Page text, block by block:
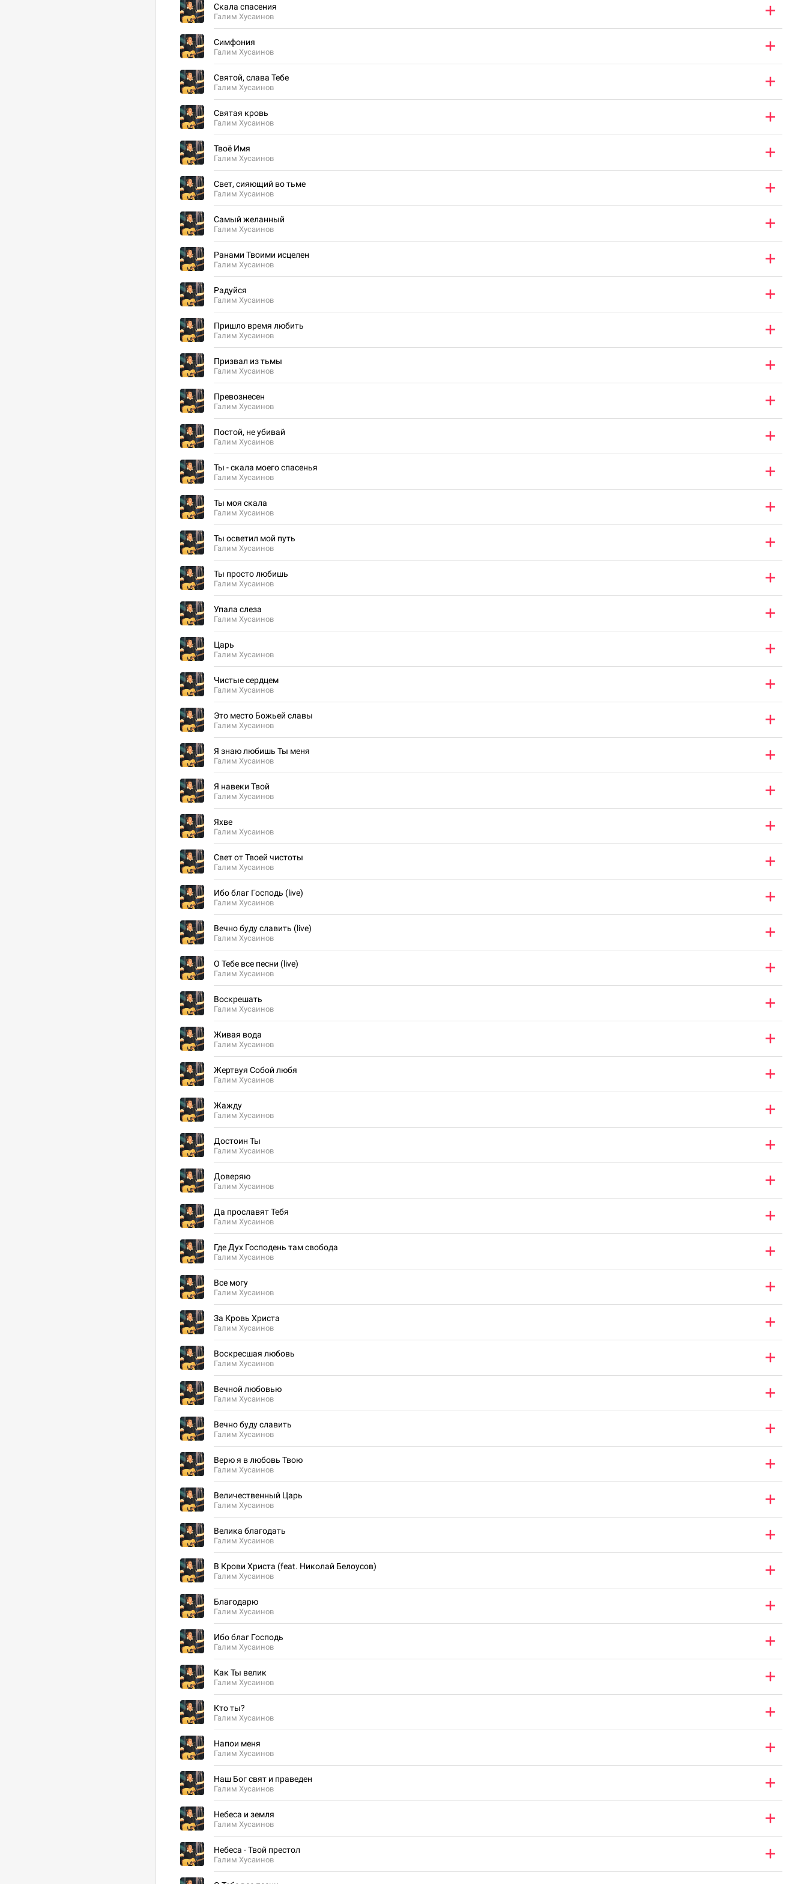
Скала спасения
Галим Хусаинов
Симфония
Галим Хусаинов
Святой, слава Тебе
Галим Хусаинов
Святая кровь
Галим Хусаинов
Твоё Имя
Галим Хусаинов
Свет, сияющий во тьме
Галим Хусаинов
Самый желанный
Галим Хусаинов
Ранами Твоими исцелен
Галим Хусаинов
Радуйся
Галим Хусаинов
Пришло время любить
Галим Хусаинов
Призвал из тьмы
Галим Хусаинов
Превознесен
Галим Хусаинов
Постой, не убивай
Галим Хусаинов
Ты - скала моего спасенья
Галим Хусаинов
Ты моя скала
Галим Хусаинов
Ты осветил мой путь
Галим Хусаинов
Ты просто любишь
Галим Хусаинов
Упала слеза
Галим Хусаинов
Царь
Галим Хусаинов
Чистые сердцем
Галим Хусаинов
Это место Божьей славы
Галим Хусаинов
Я знаю любишь Ты меня
Галим Хусаинов
Я навеки Твой
Галим Хусаинов
Яхве
Галим Хусаинов
Свет от Твоей чистоты
Галим Хусаинов
Ибо благ Господь (live)
Галим Хусаинов
Вечно буду славить (live)
Галим Хусаинов
О Тебе все песни (live)
Галим Хусаинов
Воскрешать
Галим Хусаинов
Живая вода
Галим Хусаинов
Жертвуя Собой любя
Галим Хусаинов
Жажду
Галим Хусаинов
Достоин Ты
Галим Хусаинов
Доверяю
Галим Хусаинов
Да прославят Тебя
Галим Хусаинов
Где Дух Господень там свобода
Галим Хусаинов
Все могу
Галим Хусаинов
За Кровь Христа
Галим Хусаинов
Воскресшая любовь
Галим Хусаинов
Вечной любовью
Галим Хусаинов
Вечно буду славить
Галим Хусаинов
Верю я в любовь Твою
Галим Хусаинов
Величественный Царь
Галим Хусаинов
Велика благодать
Галим Хусаинов
В Крови Христа (feat. Николай Белоусов)
Галим Хусаинов
Благодарю
Галим Хусаинов
Ибо благ Господь
Галим Хусаинов
Как Ты велик
Галим Хусаинов
Кто ты?
Галим Хусаинов
Напои меня
Галим Хусаинов
Наш Бог свят и праведен
Галим Хусаинов
Небеса и земля
Галим Хусаинов
Небеса - Твой престол
Галим Хусаинов